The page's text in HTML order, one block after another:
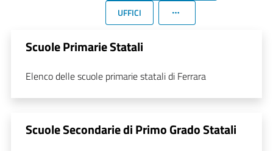
UFFICI
Scuole Primarie Statali
Elenco delle scuole primarie statali di Ferrara
Scuole Secondarie di Primo Grado Statali